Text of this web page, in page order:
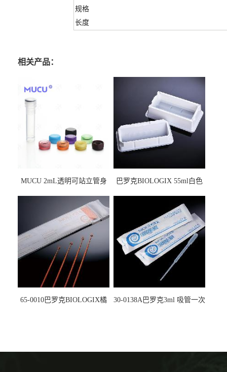
规格
长度
相关产品：
MUCU 2mL透明可站立管身
巴罗克BIOLOGIX 55ml白色
马射线灭菌25-0051
65-0010巴罗克BIOLOGIX橘
30-0138A巴罗克3ml 吸管一次